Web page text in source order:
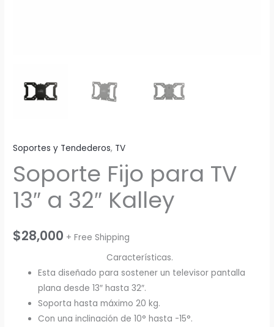
Soportes y Tendederos, TV
Soporte Fijo para TV
13″ a 32″ Kalley
$28,000 + Free Shipping
Características.
Esta diseñado para sostener un televisor pantalla
plana desde 13″ hasta 32″.
Soporta hasta máximo 20 kg.
Con una inclinación de 10° hasta -15°.